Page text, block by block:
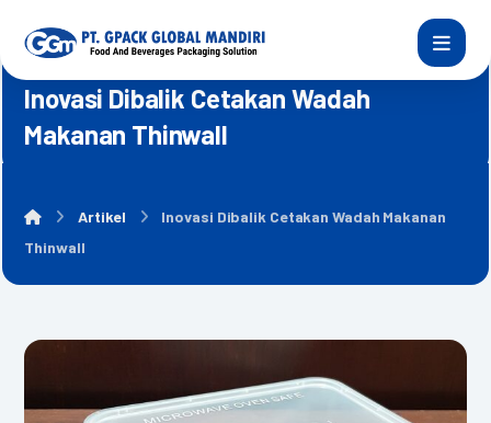
Inovasi Dibalik Cetakan Wadah
Makanan Thinwall
Artikel
Inovasi Dibalik Cetakan Wadah Makanan
Thinwall